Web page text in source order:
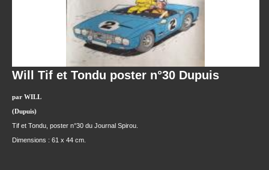
Will Tif et Tondu poster n°30 Dupuis
par WILL
(Dupuis)
Tif et Tondu, poster n°30 du Journal Spirou.
Dimensions : 61 x 44 cm.